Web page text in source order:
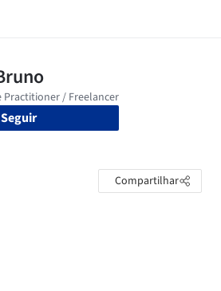
Seguir
Compartilhar